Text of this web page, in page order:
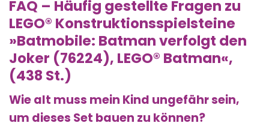
FAQ – Häufig gestellte Fragen zu
LEGO® Konstruktionsspielsteine
»Batmobile: Batman verfolgt den
Joker (76224), LEGO® Batman«,
(438 St.)
Wie alt muss mein Kind ungefähr sein,
um dieses Set bauen zu können?